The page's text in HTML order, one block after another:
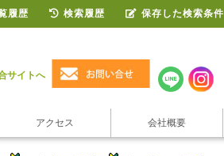
サイトへ
アクセス 会社概要
履歴 検索履歴 保存した検索条件